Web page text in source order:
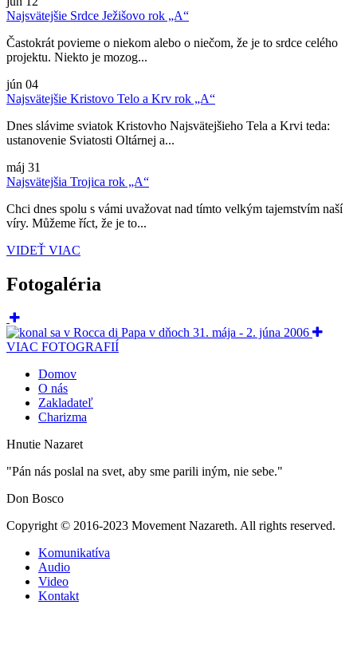
Najsvätejšie Srdce Ježišovo rok „A“
Častokrát povieme o niekom alebo o niečom, že je to srdce celého
projektu. Niekto je mozog...
jún 04
Najsvätejšie Kristovo Telo a Krv rok „A“
Dnes slávime sviatok Kristovho Najsvätejšieho Tela a Krvi teda:
ustanovenie Sviatosti Oltárnej a...
máj 31
Najsvätejšia Trojica rok „A“
Chci dnes spolu s vámi uvažovat nad tímto velkým tajemstvím naší
víry. Můžeme říct, že je to...
VIDEŤ VIAC
Fotogaléria
VIAC FOTOGRAFIÍ
Domov
O nás
Zakladateľ
Charizma
Hnutie Nazaret
"Pán nás poslal na svet, aby sme parili iným, nie sebe."
Don Bosco
Copyright © 2016-2023 Movement Nazareth. All rights reserved.
Komunikatíva
Audio
Video
Kontakt